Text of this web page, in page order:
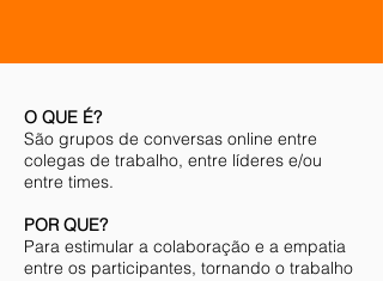
O QUE É?
São grupos de conversas online entre
colegas de trabalho, entre líderes e/ou
entre times.
POR QUE?
Para estimular a colaboração e a empatia
entre os participantes, tornando o trabalho